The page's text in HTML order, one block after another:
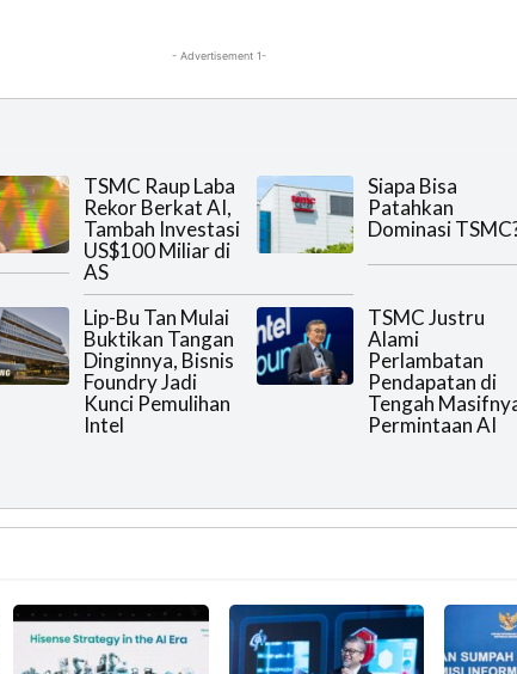
- Advertisement 1-
TSMC Raup Laba
Rekor Berkat AI,
Tambah Investasi
US$100 Miliar di
AS
Siapa Bisa
Patahkan
Dominasi
Lip-Bu Tan Mulai
Buktikan Tangan
Dinginnya, Bisnis
Foundry Jadi
Kunci Pemulihan
Intel
TSMC Justru
Alami
Perlambatan
Pendapatan di
Tengah
Permintaan AI